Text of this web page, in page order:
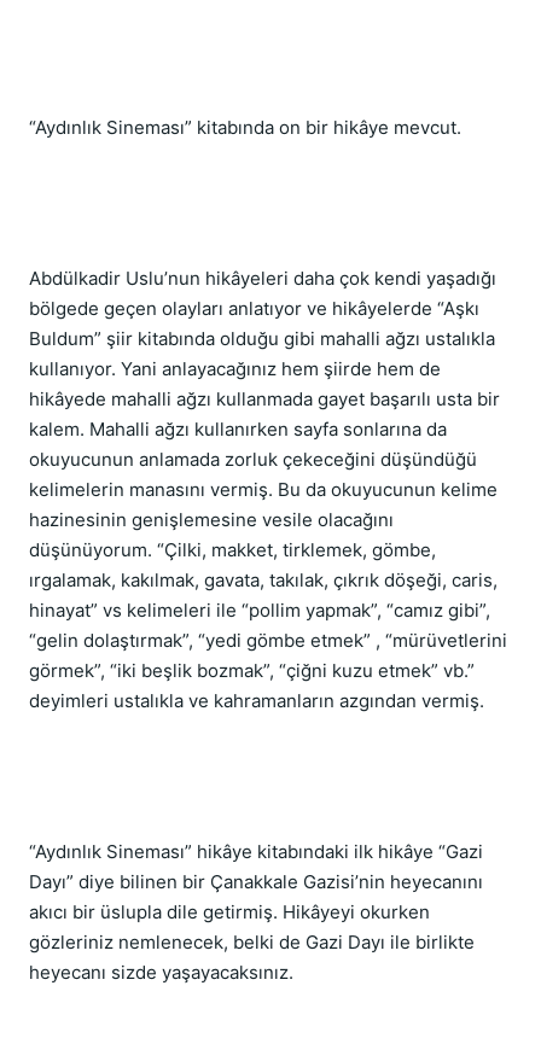
“Aydınlık Sineması” kitabında on bir hikâye mevcut.
Abdülkadir Uslu’nun hikâyeleri daha çok kendi yaşadığı
bölgede geçen olayları anlatıyor ve hikâyelerde “Aşkı
Buldum” şiir kitabında olduğu gibi mahalli ağzı ustalıkla
kullanıyor. Yani anlayacağınız hem şiirde hem de
hikâyede mahalli ağzı kullanmada gayet başarılı usta bir
kalem. Mahalli ağzı kullanırken sayfa sonlarına da
okuyucunun anlamada zorluk çekeceğini düşündüğü
kelimelerin manasını vermiş. Bu da okuyucunun kelime
hazinesinin genişlemesine vesile olacağını
düşünüyorum. “Çilki, makket, tirklemek, gömbe,
ırgalamak, kakılmak, gavata, takılak, çıkrık döşeği, caris,
hinayat” vs kelimeleri ile “pollim yapmak”, “camız gibi”,
“gelin dolaştırmak”, “yedi gömbe etmek” , “mürüvetlerini
görmek”, “iki beşlik bozmak”, “çiğni kuzu etmek” vb.”
deyimleri ustalıkla ve kahramanların azgından vermiş.
“Aydınlık Sineması” hikâye kitabındaki ilk hikâye “Gazi
Dayı” diye bilinen bir Çanakkale Gazisi’nin heyecanını
akıcı bir üslupla dile getirmiş. Hikâyeyi okurken
gözleriniz nemlenecek, belki de Gazi Dayı ile birlikte
heyecanı sizde yaşayacaksınız.